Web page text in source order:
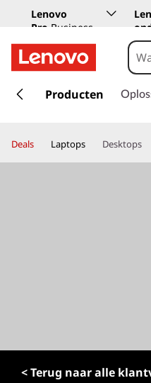
Lenovo
Pro Business
Store
a
a
Producten
Deals Laptops Desktops
< Terug naar alle